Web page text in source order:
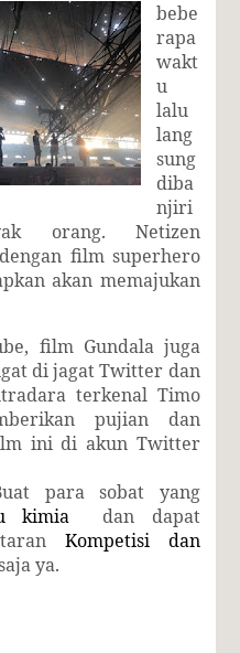
bebe
rapa
wakt
u
lalu
lang
sung
diba
njiri
orang. Netizen
film superhero
akan memajukan
film Gundala juga
di jagat Twitter dan
terkenal Timo
pujian dan
ini di akun Twitter
para sobat yang
kimia
dan dapat
Kompetisi dan
ya.